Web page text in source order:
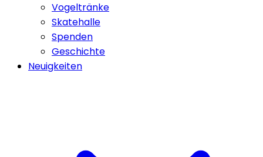
Vogeltränke
Skatehalle
Spenden
Geschichte
Neuigkeiten